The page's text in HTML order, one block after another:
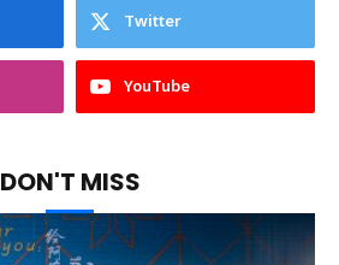
Twitter
YouTube
DON'T MISS